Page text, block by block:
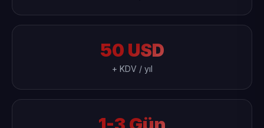
50 USD
+ KDV / yıl